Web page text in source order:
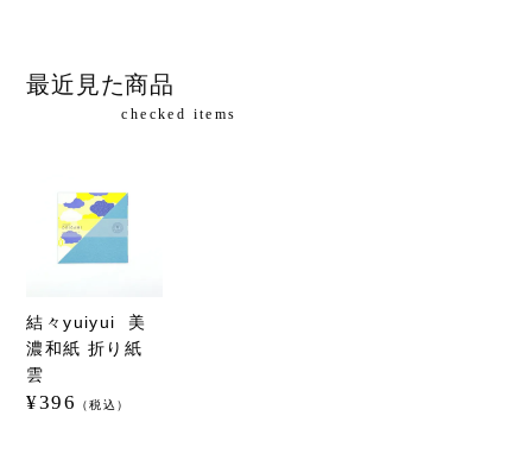
最近見た商品
checked items
結々yuiyui  美
濃和紙 折り紙
雲
¥396 （税込）